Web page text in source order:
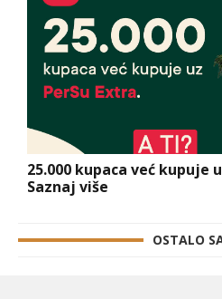
25.000 kupaca već kupuje
Saznaj više
OSTALO